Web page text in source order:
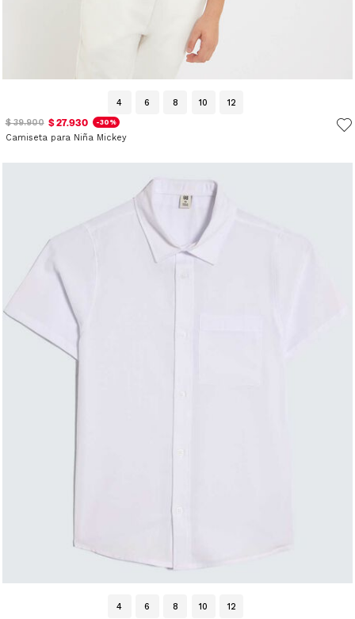
4 6 8 10
12
$ 39.900 $ 27.930 -30%
Camiseta para Niña Mickey
4 6 8 10
12